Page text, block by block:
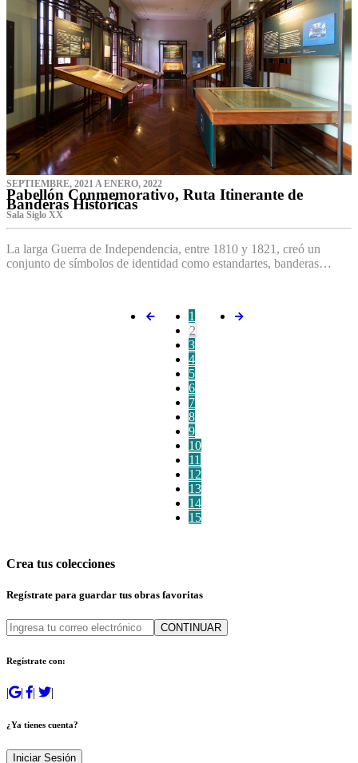
SEPTIEMBRE, 2021 A ENERO, 2022
Pabellón Conmemorativo, Ruta Itinerante de
Banderas Históricas
Sala Siglo XX
La larga Guerra de Independencia, entre 1810 y 1821, creó un
conjunto de símbolos de identidad como estandartes, banderas…
1
2
3
4
5
6
7
8
9
10
11
12
13
14
15
Crea tus colecciones
Regístrate para guardar tus obras favoritas
CONTINUAR
Regístrate con:
| | | |
¿Ya tienes cuenta?
Iniciar Sesión